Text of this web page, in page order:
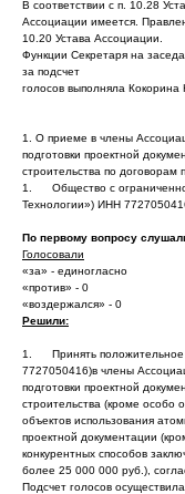
В соответствии с п. 10.28
Ассоциации имеется.
10.20 Устава Ассоциации.
Функции Секретаря на
за подсчет
голосов выполняла Кокорина
1. О приеме в члены
подготовки проектной
строительства по договорам
1. Общество с
Технологии») ИНН
По первому вопросу
Голосовали
«за» - единогласно
«против» - 0
«воздержался» - 0
Решили:
1. Принять
7727050416)в члены
подготовки проектной
строительства (кроме особо
объектов использования
проектной документации
конкурентных способов
более 25 000 000 руб.),
Подсчет голосов